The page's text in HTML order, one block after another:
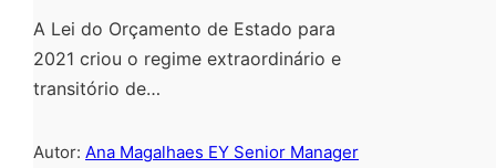
A Lei do Orçamento de Estado para
2021 criou o regime extraordinário e
transitório de…
Autor: Ana Magalhaes EY Senior Manager